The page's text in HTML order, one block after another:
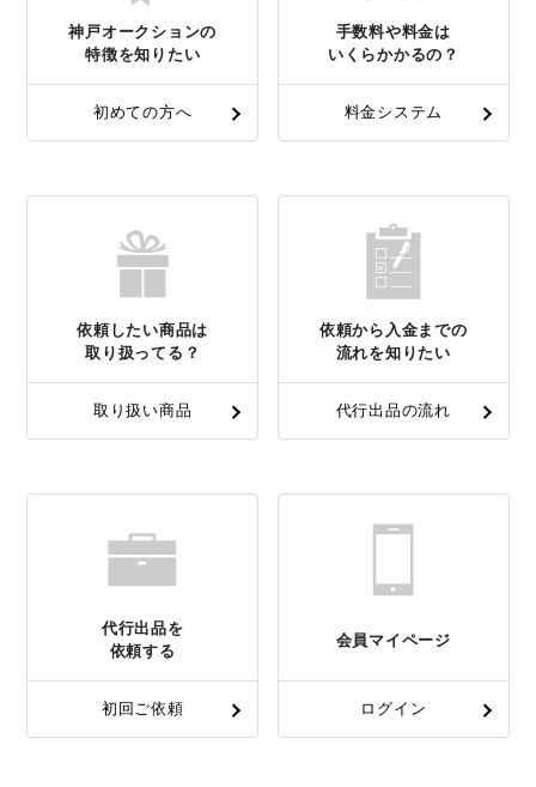
神戸オークションの
特徴を知りたい
初めての方へ
手数料や料金は
いくらかかるの？
料金システム
依頼したい商品は
取り扱ってる？
取り扱い商品
依頼から入金までの
流れを知りたい
代行出品の流れ
代行出品を
依頼する
初回ご依頼
会員マイページ
ログイン